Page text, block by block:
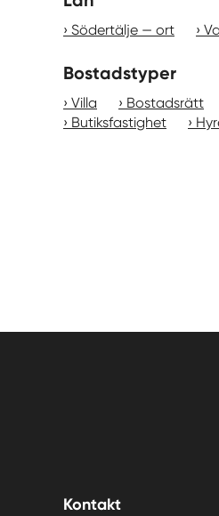
Södertälje — ort
Bostadstyper
Villa Bostadsrätt
Butiksfastighet
Kontakt